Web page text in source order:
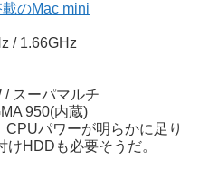
のMac mini
/ 1.66GHz
スーパマルチ
950(内蔵)
パワーが明らかに足り
HDDも必要そうだ。